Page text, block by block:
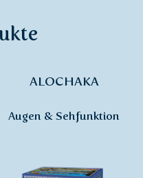
ALOCHAKA
Augen & Sehfunktion